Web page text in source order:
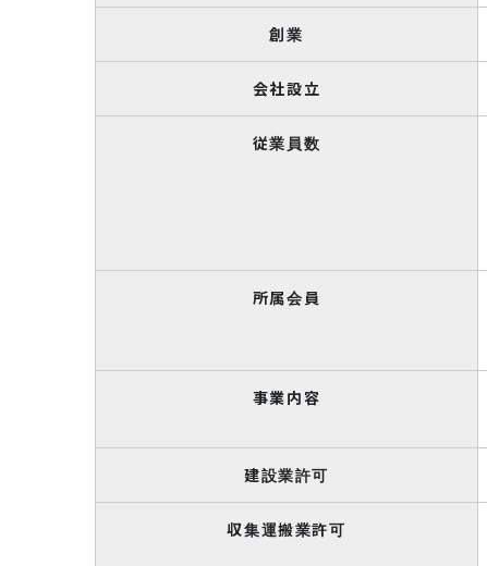
創業
会社設立
従業員数
所属会員
事業内容
建設業許可
収集運搬業許可